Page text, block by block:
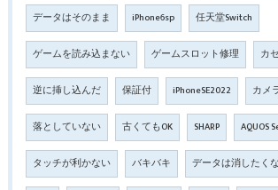
データはそのまま iPhone6sp 任天堂Switch
ゲームを読み込まない ゲームスロット修理 カ
逆に挿し込んだ 保証付 iPhoneSE2022 カメ
落としていない 古くてもOK SHARP AQUOS
タッチが利かない バキバキ データは消したく